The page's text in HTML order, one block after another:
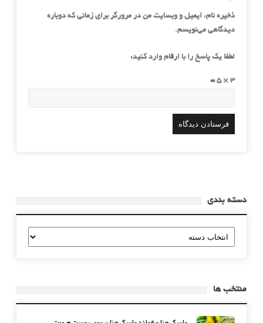
ذخیره نام، ایمیل و وبسایت من در مرورگر برای زمانی که دوباره
دیدگاهی می‌نویسم.
لطفا یک پاسخ را با ارقام وارد کنید:
3 × 5 =
دسته بندی
دسته
بندی
منتخب ها